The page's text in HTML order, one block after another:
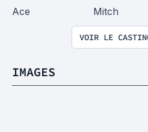
Ace
Mitch
VOIR LE
IMAGES